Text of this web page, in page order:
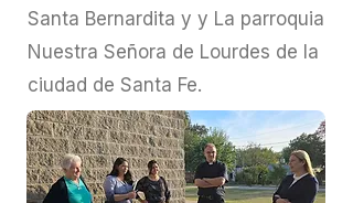
Santa Bernardita y y La parroquia
Nuestra Señora de Lourdes de la
ciudad de Santa Fe.